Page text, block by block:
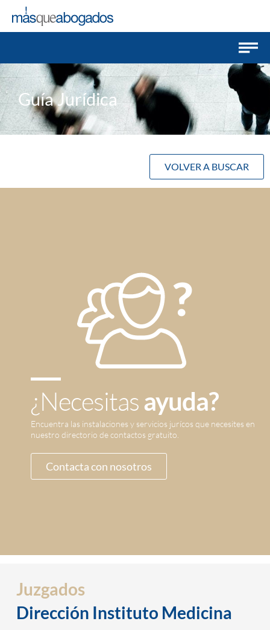
Guía Jurídica
VOLVER A BUSCAR
¿Necesitasayuda?
Encuentra las instalaciones y servicios jurícos que necesites en
nuestro directorio de contactos gratuito.
Contacta con nosotros
Juzgados
Dirección Instituto Medicina